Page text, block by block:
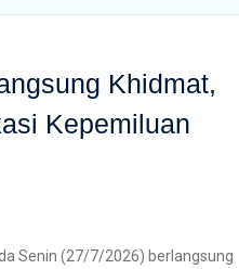
Khidmat,
Kepemiluan
Senin (27/7/2026) berlangsung